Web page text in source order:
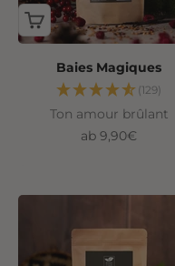
Baies Magiques
(129)
Ton amour brûlant
Angebot
ab 9,90€